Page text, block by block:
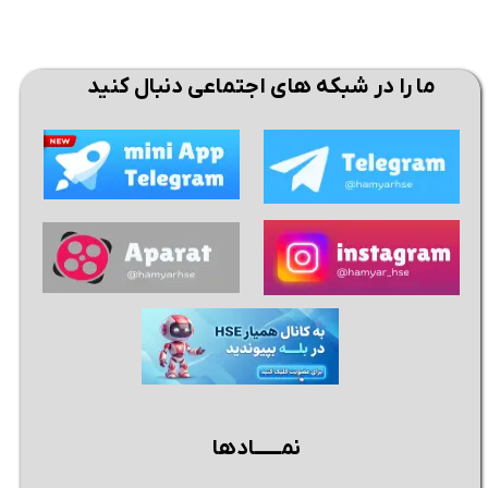
ما را در شبکه های اجتماعی دنبال کنید
نمــــــادها